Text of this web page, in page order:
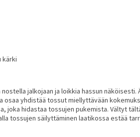
kärki
jalkojaan ja loikkia hassun näköisesti.
osaa yhdistää tossut miellyttävään
joka hidastaa tossujen pukemista. Vältyt
tossujen säilyttäminen laatikossa estää